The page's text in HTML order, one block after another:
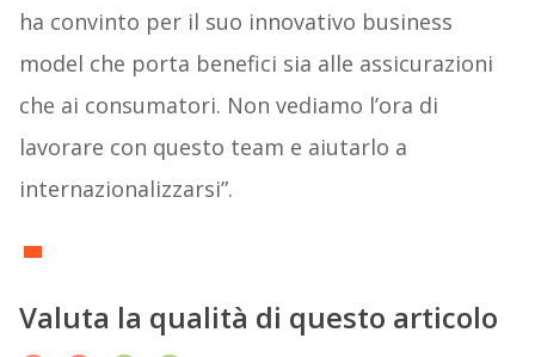
ha convinto per il suo innovativo business
model che porta benefici sia alle assicurazioni
che ai consumatori. Non vediamo l’ora di
lavorare con questo team e aiutarlo a
internazionalizzarsi”.
Valuta la qualità di questo articolo